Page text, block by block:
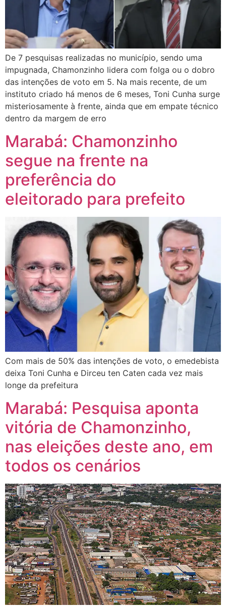
De 7 pesquisas realizadas no município, sendo uma
impugnada, Chamonzinho lidera com folga ou o dobro
das intenções de voto em 5. Na mais recente, de um
instituto criado há menos de 6 meses, Toni Cunha surge
misteriosamente à frente, ainda que em empate técnico
dentro da margem de erro
Marabá: Chamonzinho
segue na frente na
preferência do
eleitorado para prefeito
Com mais de 50% das intenções de voto, o emedebista
deixa Toni Cunha e Dirceu ten Caten cada vez mais
longe da prefeitura
Marabá: Pesquisa aponta
vitória de Chamonzinho,
nas eleições deste ano, em
todos os cenários